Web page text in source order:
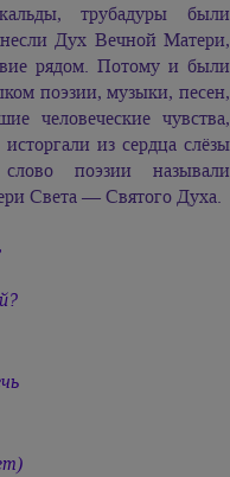
трубадуры были
Дух Вечной Матери,
рядом. Потому и были
поэзии, музыки, песен,
человеческие чувства,
из сердца слёзы
поэзии называли
Света — Святого Духа.